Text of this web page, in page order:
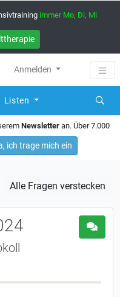
immer Mo, Di, Mi
Anmelden
Listen
Newsletter an. Über 7.000
ich trage mich ein
Alle Fragen verstecken